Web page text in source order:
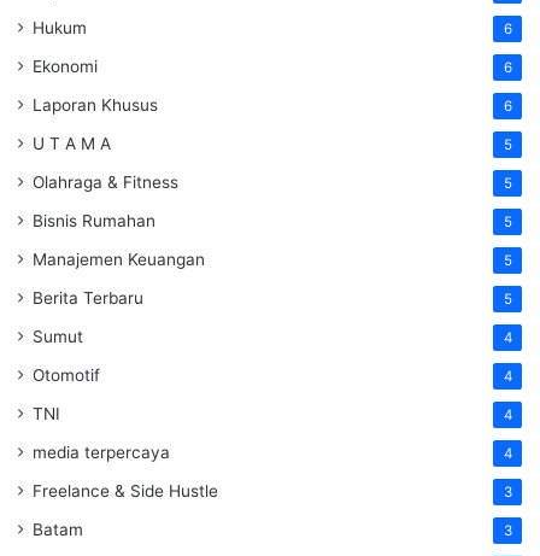
Hukum 6
Ekonomi 6
Laporan Khusus 6
U T A M A 5
Olahraga & Fitness 5
Bisnis Rumahan 5
Manajemen Keuangan 5
Berita Terbaru 5
Sumut 4
Otomotif 4
TNI 4
media terpercaya 4
Freelance & Side Hustle 3
Batam 3